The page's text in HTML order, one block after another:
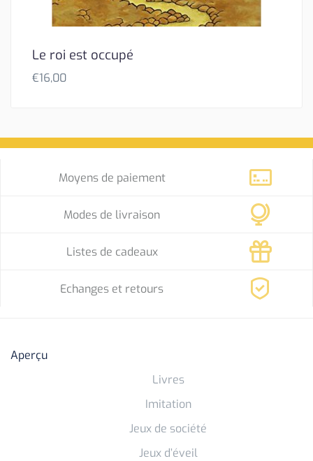
Le roi est occupé
€16,00
Moyens de paiement
Modes de livraison
Listes de cadeaux
Echanges et retours
Aperçu
Livres
Imitation
Jeux de société
Jeux d’éveil